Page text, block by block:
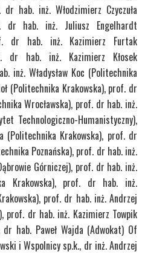
hab. inż. Włodzimierz Czyczuła
dr hab. inż. Juliusz Engelhardt
dr hab. inż. Kazimierz Furtak
dr hab. inż. Kazimierz Kłosek
inż. Władysław Koc (Politechnika
(Politechnika Krakowska), prof. dr
Wrocławska), prof. dr hab. inż.
Technologiczno-Humanistyczny),
(Politechnika Krakowska), prof. dr
Poznańska), prof. dr hab. inż.
Górniczej), prof. dr hab. inż.
Krakowska), prof. dr hab. inż.
prof. dr hab. inż. Andrzej
prof. dr hab. inż. Kazimierz Towpik
hab. Paweł Wajda (Adwokat) Of
i Wspolnicy sp.k., dr inż. Andrzej